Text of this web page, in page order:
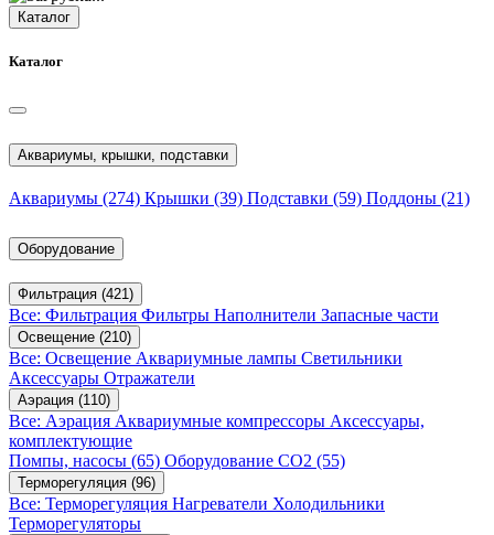
Каталог
Каталог
Аквариумы, крышки, подставки
Аквариумы (274) Крышки (39) Подставки (59) Поддоны (21)
Оборудование
Фильтрация (421)
Все: Фильтрация Фильтры Наполнители Запасные части
Освещение (210)
Все: Освещение Аквариумные лампы Светильники
Аксессуары Отражатели
Аэрация (110)
Все: Аэрация Аквариумные компрессоры Аксессуары,
комплектующие
Помпы, насосы (65) Оборудование CO2 (55)
Терморегуляция (96)
Все: Терморегуляция Нагреватели Холодильники
Терморегуляторы